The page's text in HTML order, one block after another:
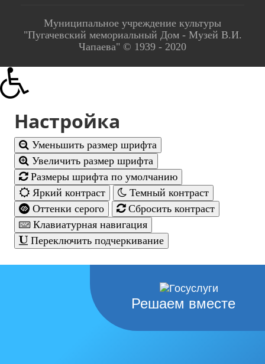
Муниципальное учреждение культуры
"Пугачевский мемориальный Дом - Музей В.И.
Чапаева" © 1939 - 2020
Настройка
Уменьшить размер шрифта
Увеличить размер шрифта
Размеры шрифта по умолчанию
Яркий контраст
Темный контраст
Оттенки серого
Сбросить контраст
Клавиатурная навигация
Переключить подчеркивание
Решаем вместе